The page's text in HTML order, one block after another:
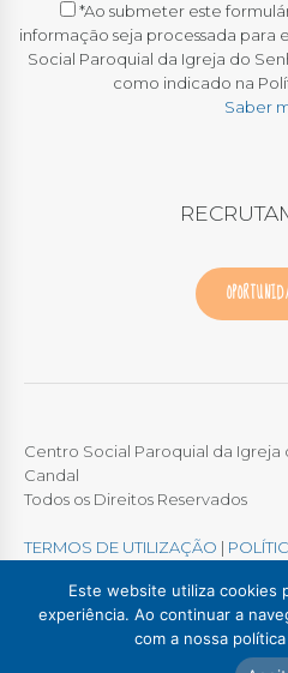
*Ao submeter este
informação seja processada
Social Paroquial da Igreja do
como indicado na
Saber
Centro Social Paroquial da Igreja
Candal
Todos os Direitos Reservados
TERMOS DE UTILIZAÇÃO |
Colégio / Creche
Este website utiliza cookies
experiência. Ao continuar a
com a nossa